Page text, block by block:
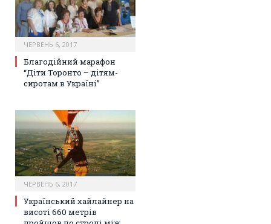
ЧЕРВЕНЬ 6, 2017
Благодійний марафон
“Діти Торонто – дітям-
сиротам в Україні”
ЧЕРВЕНЬ 6, 2017
Український хайлайнер на
висоті 660 метрів